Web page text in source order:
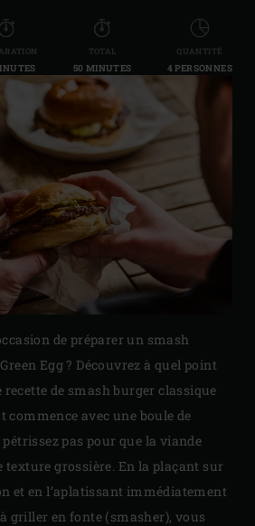
TOTAL
50 MINUTES
QUANTITÉ
4 PERSONNES
de préparer un smash
Egg ? Découvrez à quel point
recette de smash burger classique
commence avec une boule de
pas pour que la viande
texture grossière. En la plaçant sur
et en l’aplatissant immédiatement
à griller en fonte (smasher), vous